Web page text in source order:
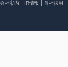
会社案内 IR情報 自社採用